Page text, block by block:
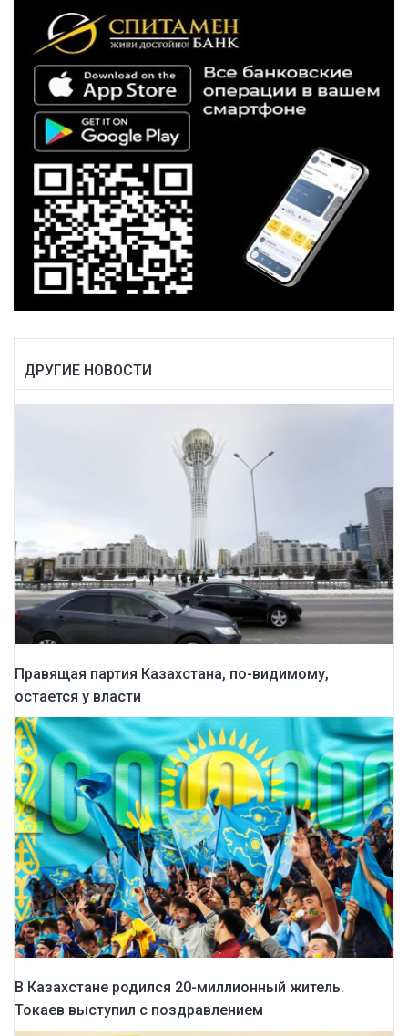
ДРУГИЕ НОВОСТИ
Правящая партия Казахстана, по-видимому,
остается у власти
В Казахстане родился 20-миллионный житель.
Токаев выступил с поздравлением